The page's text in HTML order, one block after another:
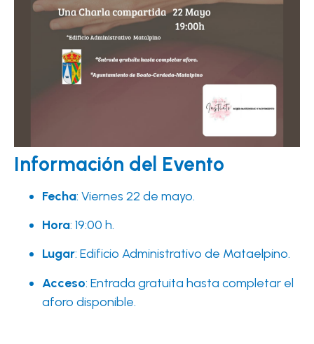
Información del Evento
Fecha: Viernes 22 de mayo.
Hora: 19:00 h.
Lugar: Edificio Administrativo de Mataelpino.
Acceso: Entrada gratuita hasta completar el
aforo disponible.